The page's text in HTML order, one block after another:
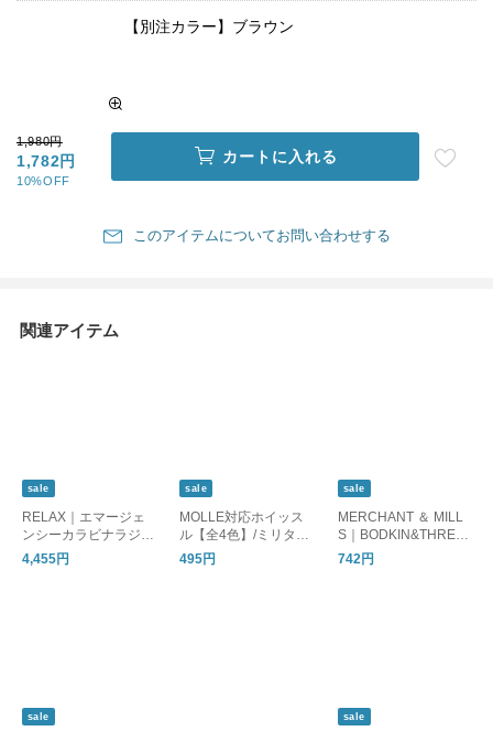
【別注カラー】ブラウン
1,980円
1,782円
10%OFF
カートに入れる
このアイテムについてお問い合わせする
関連アイテム
sale
RELAX｜エマージェ
ンシーカラビナラジ
オ/ラジオ 懐中電灯 モ
バイルバッテリー 防
4,455円
sale
MOLLE対応ホイッス
ル【全4色】/ミリタリ
ー 笛 防災
495円
sale
MERCHANT ＆ MILL
S｜BODKIN&THREA
DER 紐通し＆糸通
742円
sale sale